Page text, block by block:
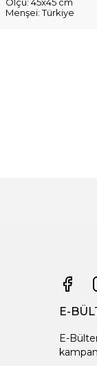
Menşei: Türkiye
E-
E-